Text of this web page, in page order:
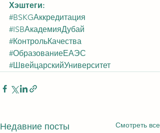
Хэштеги:
#BSKGАккредитация
#ISBАкадемияДубай
#КонтрольКачества
#ОбразованиеЕАЭС
#ШвейцарскийУниверситет
Недавние посты Смотреть все